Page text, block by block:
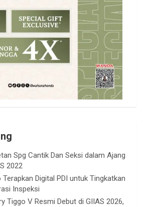
Spg Cantik Dan Seksi dalam Ajang
2022
Terapkan Digital PDI untuk Tingkatkan
Inspeksi
Tiggo V Resmi Debut di GIIAS 2026,